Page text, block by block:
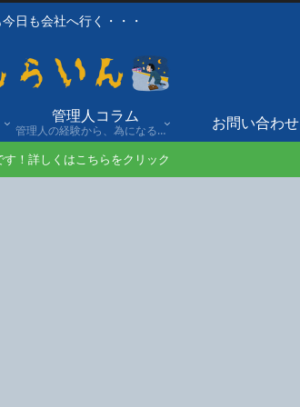
日も会社へ行く・・・
管理人コラム
管理人の経験から、為になる話や自身の経験談を発信。
お問い合わせ
！詳しくはこちらをクリック